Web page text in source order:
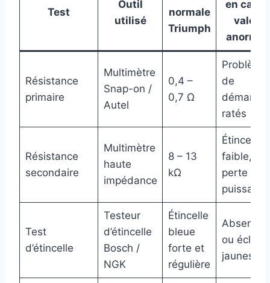
Test
Outil
utilisé
normale
Triumph
en cas
valeur
Résistance
primaire
Multimètre
Snap-on /
Autel
0,4 –
0,7 Ω
de
ratés
Résistance
secondaire
Multimètre
haute
impédance
8 – 13
kΩ
Étincelle
faible,
perte de
puissance
Test
d’étincelle
Testeur
d’étincelle
Bosch /
NGK
Étincelle
bleue
forte et
régulière
Absence
ou éclats
jaunes